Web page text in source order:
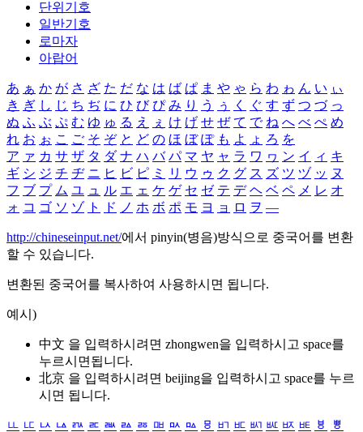
단위기호
일반기호
로마자
아랍어
あ ぁ か が さ ざ た だ な は ば ぱ ま や ゃ ら わ ゎ ん い ぃ
き ぎ し じ ち ぢ に ひ び ぴ み り う ぅ く ぐ す ず つ づ っ
ぬ ふ ぶ ぷ む ゆ ゅ る え ぇ け げ せ ぜ て で ね へ べ ぺ め
れ お ぉ こ ご そ ぞ と ど の ほ ぼ ぽ も よ ょ ろ を
ア ァ カ サ ザ タ ダ ナ ハ バ パ マ ヤ ャ ラ ワ ヮ ン イ ィ キ
ギ シ ジ チ ヂ ニ ヒ ビ ピ ミ リ ウ ゥ ク グ ス ズ ツ ヅ ッ ヌ
フ ブ プ ム ユ ュ ル エ ェ ケ ゲ セ ゼ テ デ ヘ ベ ペ メ レ オ
ォ コ ゴ ソ ゾ ト ド ノ ホ ボ ポ モ ヨ ョ ロ ヲ ―
http://chineseinput.net/에서 pinyin(병음)방식으로 중국어를 변환
할 수 있습니다.
변환된 중국어를 복사하여 사용하시면 됩니다.
예시)
中文 을 입력하시려면 zhongwen을 입력하시고 space를
누르시면됩니다.
北京 을 입력하시려면 beijing을 입력하시고 space를 누르
시면 됩니다.
ㅥ ㅦ ㅧ ㅨ ㅩ ㅪ ㅫ ㅬ ㅭ ㅮ ㅯ ㅰ ㅱ ㅲ ㅳ ㅴ ㅵ ㅶ ㅷ ㅸ
ㅹ